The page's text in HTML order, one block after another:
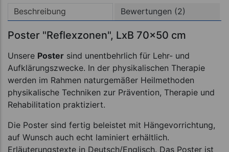
Beschreibung Bewertungen (2)
Poster "Reflexzonen", LxB 70x50 cm
Unsere Poster sind unentbehrlich für Lehr- und
Aufklärungszwecke. In der physikalischen Therapie
werden im Rahmen naturgemäßer Heilmethoden
physikalische Techniken zur Prävention, Therapie und
Rehabilitation praktiziert.
Die Poster sind fertig beleistet mit Hängevorrichtung,
auf Wunsch auch echt laminiert erhältlich.
Erläuterungstexte in Deutsch/Englisch. Das Poster ist